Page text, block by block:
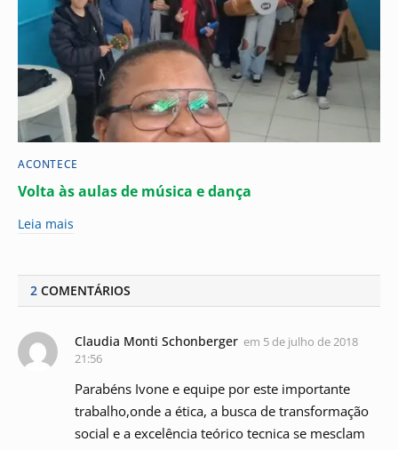
ACONTECE
Volta às aulas de música e dança
Leia mais
2 COMENTÁRIOS
Claudia Monti Schonberger em 5 de julho de 2018
21:56
Parabéns Ivone e equipe por este importante
trabalho,onde a ética, a busca de transformação
social e a excelência teórico tecnica se mesclam